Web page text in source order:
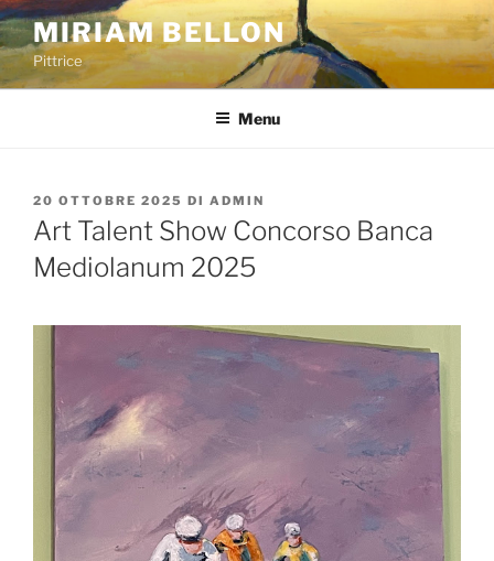
Salta
al
contenuto
MIRIAM BELLON
Pittrice
Menu
PUBBLICATO
IL
20 OTTOBRE 2025 DI ADMIN
Art Talent Show Concorso Banca
Mediolanum 2025